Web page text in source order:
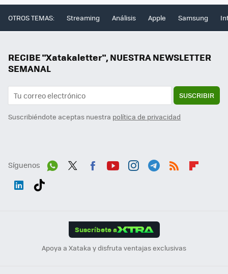
OTROS TEMAS: Streaming Análisis Apple Samsung
RECIBE "Xatakaletter", NUESTRA NEWSLETTER
SEMANAL
SUSCRIBIR
Suscribiéndote aceptas nuestra política de privacidad
Síguenos
Suscríbete a
Apoya a Xataka y disfruta ventajas exclusivas